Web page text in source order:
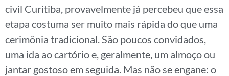
civil Curitiba, provavelmente já percebeu que essa
etapa costuma ser muito mais rápida do que uma
cerimônia tradicional. São poucos convidados,
uma ida ao cartório e, geralmente, um almoço ou
jantar gostoso em seguida. Mas não se engane: o